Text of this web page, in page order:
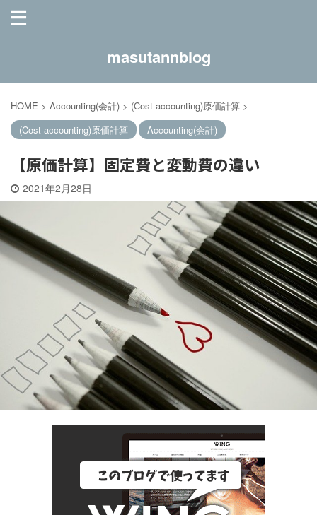
masutannblog
HOME > Accounting(会計) > (Cost accounting)原価計算 >
(Cost accounting)原価計算
Accounting(会計)
【原価計算】固定費と変動費の違い
2021年2月28日